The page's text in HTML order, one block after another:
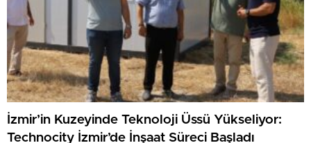
İzmir’in Kuzeyinde Teknoloji Üssü Yükseliyor:
Technocity İzmir’de İnşaat Süreci Başladı